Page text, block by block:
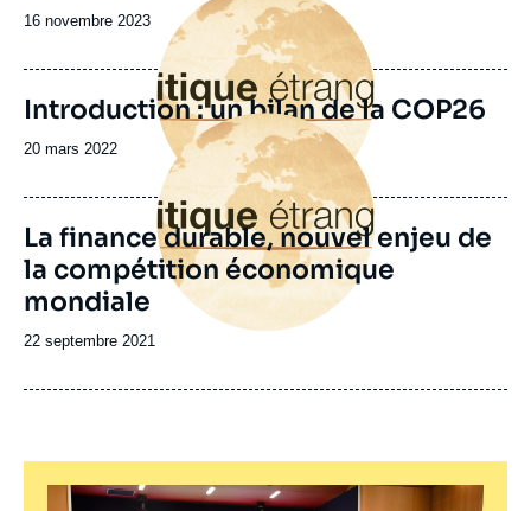
Date
publication
16 novembre 2023
principale
Introduction : un bilan de la COP26
Date
publication
20 mars 2022
Image
principale
La finance durable, nouvel enjeu de
la compétition économique
mondiale
Date
publication
22 septembre 2021